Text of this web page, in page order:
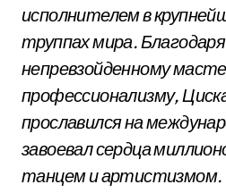
исполнителем в
труппах мира.
непревзойденному
профессионализму,
прославился на
завоевал сердца
танцем и артистизмом.